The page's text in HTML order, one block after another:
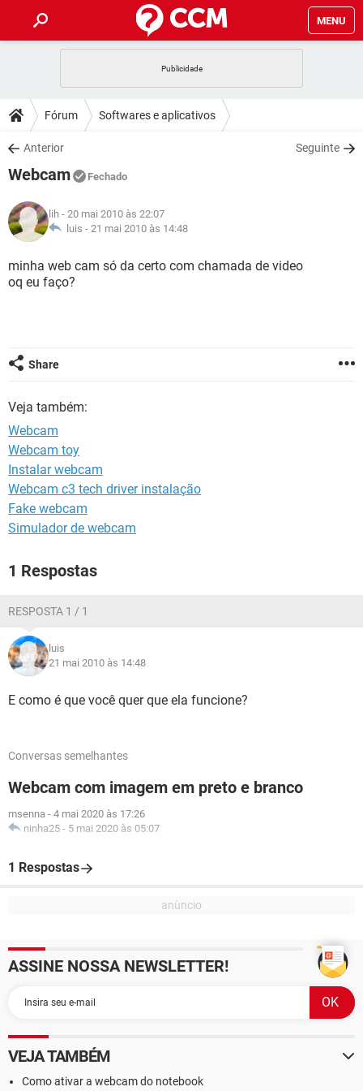
MENU
CELULAR FACEBOOK
OUTLOOK
INSTAGRAM
GUIA DE COMPRAS
DICAS
JOGOS WHATSAPP
INSTAGRAM
GUIA DE COMPRAS
DOWNLOADS
JOGOS
CELULAR
OUTLOOK
INSTAGRAM GMAIL
GUIA DE COMPRAS
JOGOS
CELULAR
OUTLOOK EXCEL
GLOSSÁRIO
JOGOS WHATSAPP
CELULAR
GUIA DE COMPRAS
Fórum Softwares e aplicativos
Anterior Seguinte
Webcam Fechado
lih - 20 mai 2010 às 22:07
luis - 21 mai 2010 às 14:48
minha web cam só da certo com chamada de video
oq eu faço?
Share
Veja também:
Webcam
Webcam toy
Instalar webcam
Webcam c3 tech driver instalação
Fake webcam
Simulador de webcam
1 Respostas
RESPOSTA 1 / 1
luis
21 mai 2010 às 14:48
E como é que você quer que ela funcione?
Conversas semelhantes
Webcam com imagem em preto e branco
msenna - 4 mai 2020 às 17:26
ninha25 - 5 mai 2020 às 05:07
1 Respostas
ASSINE NOSSA NEWSLETTER!
VEJA TAMBÉM
Como ativar a webcam do notebook